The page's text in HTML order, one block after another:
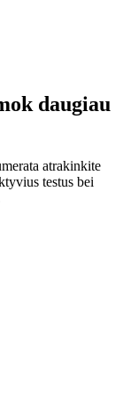
daugiau
atrakinkite
testus bei